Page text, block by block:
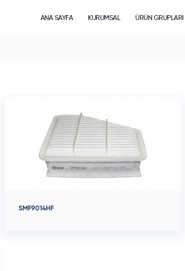
ANA SAYFA KURUMSAL ÜRÜN GRUPLARI
SMF9014HF